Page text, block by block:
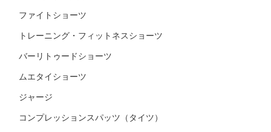
ファイトショーツ
トレーニング・フィットネスショーツ
バーリトゥードショーツ
ムエタイショーツ
ジャージ
コンプレッションスパッツ（タイツ）